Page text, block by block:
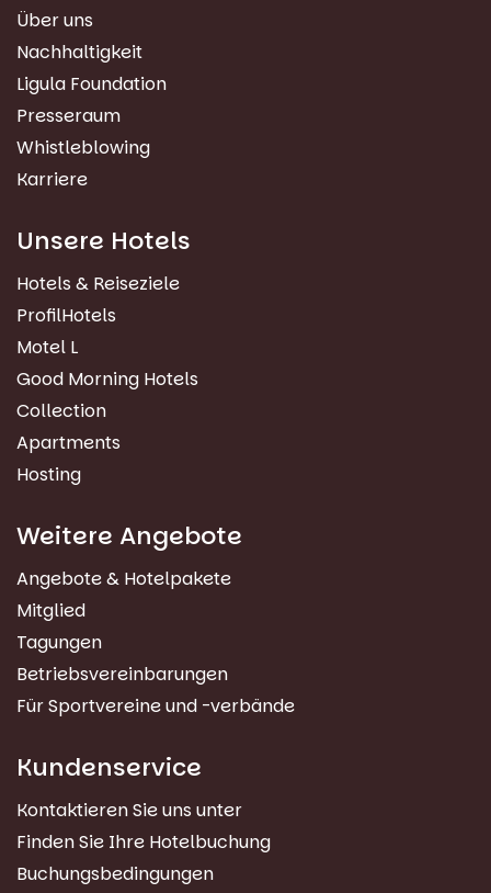
Über uns
Nachhaltigkeit
Ligula Foundation
Presseraum
Whistleblowing
Karriere
Unsere Hotels
Hotels & Reiseziele
ProfilHotels
Motel L
Good Morning Hotels
Collection
Apartments
Hosting
Weitere Angebote
Angebote & Hotelpakete
Mitglied
Tagungen
Betriebsvereinbarungen
Für Sportvereine und -verbände
Kundenservice
Kontaktieren Sie uns unter
Finden Sie Ihre Hotelbuchung
Buchungsbedingungen